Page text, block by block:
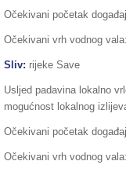
Očekivani početak
Očekivani vrh vodnog
Sliv: rijeke Save
Usljed padavina lokalno
mogućnost lokalnog
Očekivani početak
Očekivani vrh vodnog